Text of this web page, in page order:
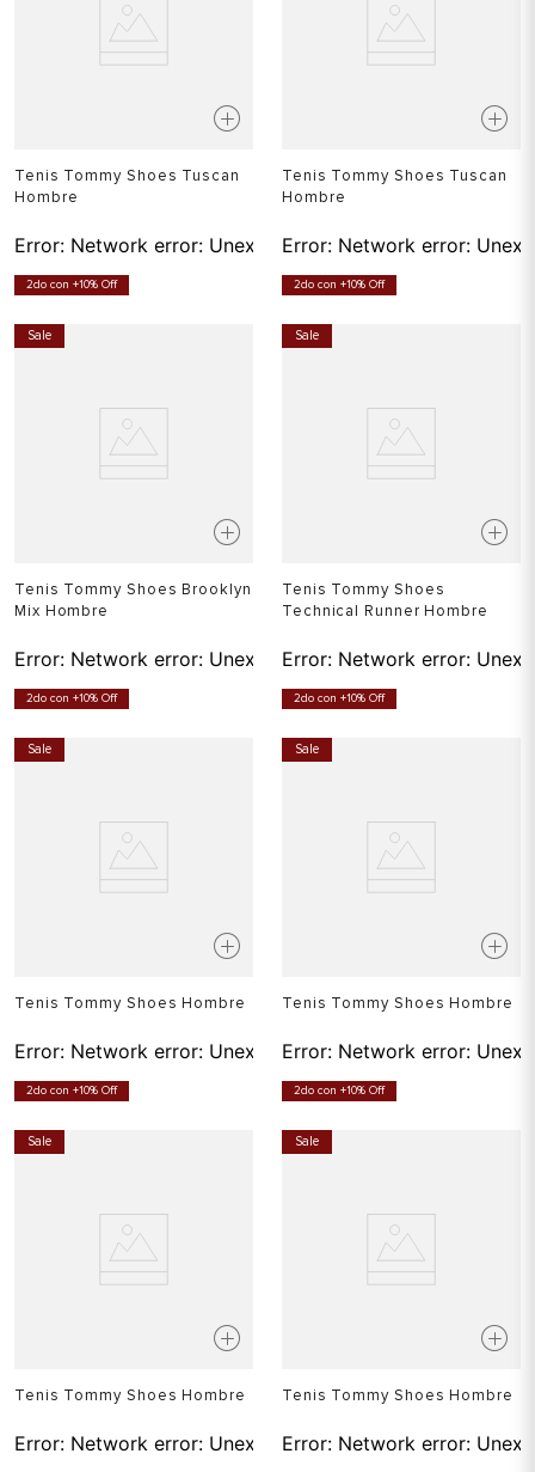
Tenis Tommy Shoes Tuscan
Hombre
Error: Network error: Unexpected token T in JSON at
2do con +10% Off
Tenis Tommy Shoes Tuscan
Hombre
Error: Network error:
2do con +10% Off
Sale
Tenis Tommy Shoes Brooklyn
Mix Hombre
Error: Network error: Unexpected token T in JSON at
2do con +10% Off
Sale
Tenis Tommy Shoes
Technical Runner Hombre
Error: Network error:
2do con +10% Off
Sale
Tenis Tommy Shoes Hombre
Error: Network error: Unexpected token T in JSON at
2do con +10% Off
Sale
Tenis Tommy Shoes Hombre
Error: Network error:
2do con +10% Off
Sale
Tenis Tommy Shoes Hombre
Error: Network error: Unexpected token T in JSON at
Sale
Tenis Tommy Shoes Hombre
Error: Network error: